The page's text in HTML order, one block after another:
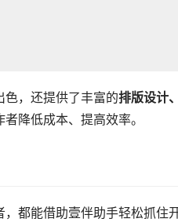
色，还提供了丰富的排版设计
降低成本、提高效率。
都能借助壹伴助手轻松抓住